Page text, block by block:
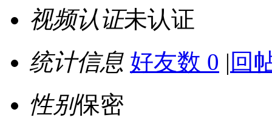
视频认证未认证
统计信息 好友数 0 | 回
性别保密